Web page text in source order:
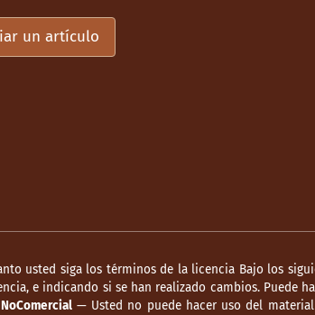
un artículo
usted siga los términos de la licencia Bajo los
e indicando si se han realizado cambios. Puede
NoComercial— Usted no puede hacer uso del